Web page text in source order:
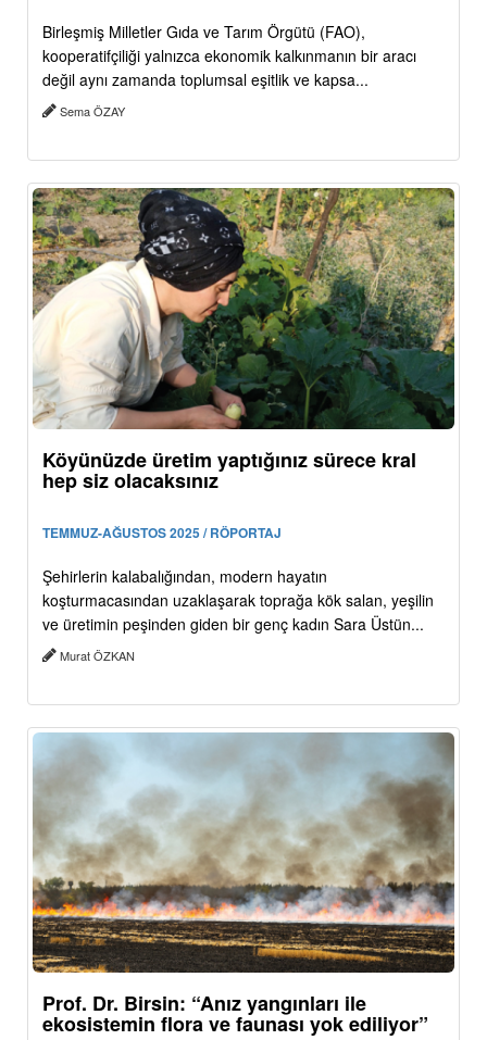
Birleşmiş Milletler Gıda ve Tarım Örgütü (FAO),
kooperatifçiliği yalnızca ekonomik kalkınmanın bir aracı
değil aynı zamanda toplumsal eşitlik ve kapsa...
Sema ÖZAY
Köyünüzde üretim yaptığınız sürece kral
hep siz olacaksınız
TEMMUZ-AĞUSTOS 2025 / RÖPORTAJ
Şehirlerin kalabalığından, modern hayatın
koşturmacasından uzaklaşarak toprağa kök salan, yeşilin
ve üretimin peşinden giden bir genç kadın Sara Üstün...
Murat ÖZKAN
Prof. Dr. Birsin: “Anız yangınları ile
ekosistemin flora ve faunası yok ediliyor”